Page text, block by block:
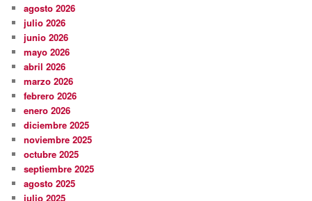
agosto 2026
julio 2026
junio 2026
mayo 2026
abril 2026
marzo 2026
febrero 2026
enero 2026
diciembre 2025
noviembre 2025
octubre 2025
septiembre 2025
agosto 2025
julio 2025